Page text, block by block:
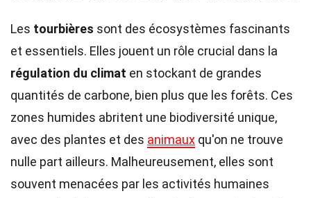
Les tourbières sont des écosystèmes fascinants
et essentiels. Elles jouent un rôle crucial dans la
régulation du climat en stockant de grandes
quantités de carbone, bien plus que les forêts. Ces
zones humides abritent une biodiversité unique,
avec des plantes et des animaux qu'on ne trouve
nulle part ailleurs. Malheureusement, elles sont
souvent menacées par les activités humaines